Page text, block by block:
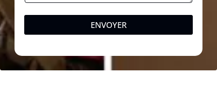
ENVOYER